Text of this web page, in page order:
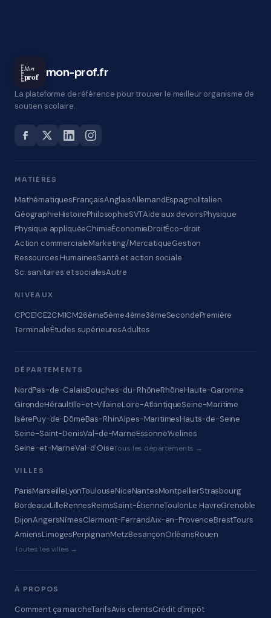
Mon
prof mon-prof.fr
La plateforme de référence pour trouver le meilleur organisme de
soutien scolaire.
MATIÈRES
MathématiquesFrançaisAnglaisAllemandEspagnolItalien
GéographieHistoirePhilosophieSVTAide aux devoirsPhysique
Physique appliquéeChimieÉconomieDroitÉco-droit
Action commercialeMarketing/MercatiqueGestion
Ressources HumainesSanté et action sociale
Sc. sanitaires et socialesAutre
NIVEAUX
CPCE1CE2CM1CM26ème5ème4ème3èmeSecondePremière
TerminaleÉtudes supérieuresAdultes
DÉPARTEMENTS
NordPas-de-CalaisBouches-du-RhôneRhôneHaute-Garonne
GirondeHéraultIlle-et-VilaineLoire-AtlantiqueSeine-Maritime
IsèrePuy-de-DômeBas-RhinAlpes-MaritimesHauts-de-Seine
Seine-Saint-DenisVal-de-MarneEssonneYvelines
Seine-et-MarneVal-d'OiseTous les départements →
VILLES
ParisMarseilleLyonToulouseNiceNantesMontpellierStrasbourg
BordeauxLilleRennesReimsSaint-ÉtienneToulonLe HavreGrenoble
DijonAngersNîmesClermont-FerrandAix-en-ProvenceBrestTours
AmiensLimogesPerpignanMetzBesançonOrléansRouen
Toutes les villes →
À PROPOS
Comment ça marcheTarifsAvis clientsCrédit d'impôt